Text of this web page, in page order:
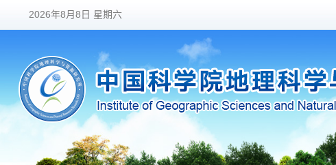
2026年8月8日 星期六